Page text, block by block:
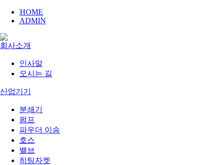
HOME
ADMIN
회사소개
인사말
오시는 길
산업기기
분쇄기
펌프
파우더 이송
호스
밸브
히팅자켓